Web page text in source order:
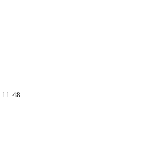
11:48